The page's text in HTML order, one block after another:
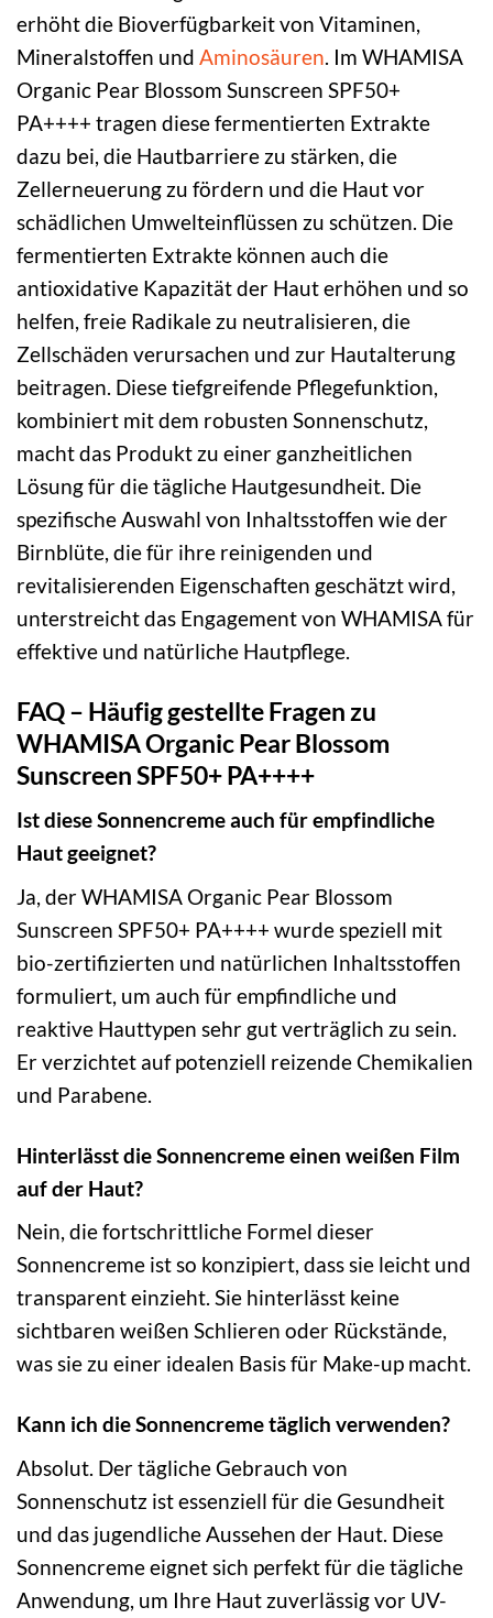
erhöht die Bioverfügbarkeit von Vitaminen,
Mineralstoffen und Aminosäuren. Im WHAMISA
Organic Pear Blossom Sunscreen SPF50+
PA++++ tragen diese fermentierten Extrakte
dazu bei, die Hautbarriere zu stärken, die
Zellerneuerung zu fördern und die Haut vor
schädlichen Umwelteinflüssen zu schützen. Die
fermentierten Extrakte können auch die
antioxidative Kapazität der Haut erhöhen und so
helfen, freie Radikale zu neutralisieren, die
Zellschäden verursachen und zur Hautalterung
beitragen. Diese tiefgreifende Pflegefunktion,
kombiniert mit dem robusten Sonnenschutz,
macht das Produkt zu einer ganzheitlichen
Lösung für die tägliche Hautgesundheit. Die
spezifische Auswahl von Inhaltsstoffen wie der
Birnblüte, die für ihre reinigenden und
revitalisierenden Eigenschaften geschätzt wird,
unterstreicht das Engagement von WHAMISA für
effektive und natürliche Hautpflege.
FAQ – Häufig gestellte Fragen zu
WHAMISA Organic Pear Blossom
Sunscreen SPF50+ PA++++
Ist diese Sonnencreme auch für empfindliche
Haut geeignet?
Ja, der WHAMISA Organic Pear Blossom
Sunscreen SPF50+ PA++++ wurde speziell mit
bio-zertifizierten und natürlichen Inhaltsstoffen
formuliert, um auch für empfindliche und
reaktive Hauttypen sehr gut verträglich zu sein.
Er verzichtet auf potenziell reizende Chemikalien
und Parabene.
Hinterlässt die Sonnencreme einen weißen Film
auf der Haut?
Nein, die fortschrittliche Formel dieser
Sonnencreme ist so konzipiert, dass sie leicht und
transparent einzieht. Sie hinterlässt keine
sichtbaren weißen Schlieren oder Rückstände,
was sie zu einer idealen Basis für Make-up macht.
Kann ich die Sonnencreme täglich verwenden?
Absolut. Der tägliche Gebrauch von
Sonnenschutz ist essenziell für die Gesundheit
und das jugendliche Aussehen der Haut. Diese
Sonnencreme eignet sich perfekt für die tägliche
Anwendung, um Ihre Haut zuverlässig vor UV-